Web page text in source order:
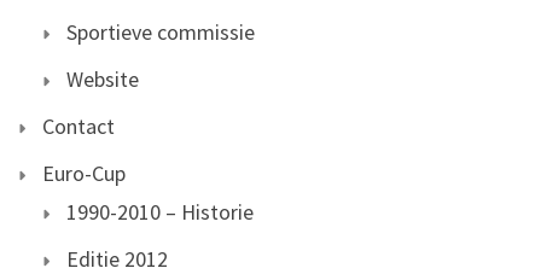
Sportieve commissie
Website
Contact
Euro-Cup
1990-2010 – Historie
Editie 2012